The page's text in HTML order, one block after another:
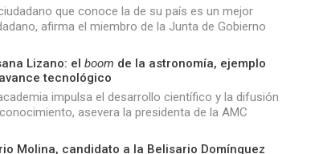
que conoce la de su país es un mejor
afirma el miembro de la Junta de Gobierno
Lizano: el boom de la astronomía, ejemplo
tecnológico
impulsa el desarrollo científico y la difusión
asevera la presidenta de la AMC
Molina, candidato a la Belisario Domínguez